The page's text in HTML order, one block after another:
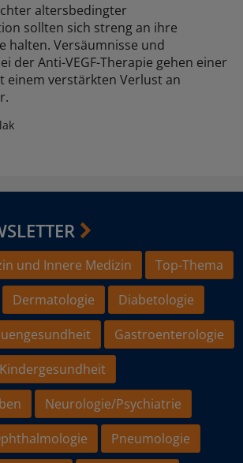
altersbedingter
sollten sich streng an ihre
halten. Versäumnisse und
der Anti-VEGF-Therapie gehen einer
einem verstärkten Verlust an
und Innere Medizin
Top-Thema
Dermatologie
Diabetologie
Gastroenterologie
Kindergesundheit
Neurologie/Psychiatrie
Pneumologie